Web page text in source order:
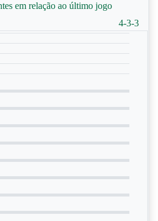
em relação ao último jogo
4-3-3